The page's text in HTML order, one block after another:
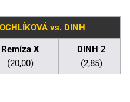
vs. DINH
Remíza X
(20,00)
DINH 2
(2,85)